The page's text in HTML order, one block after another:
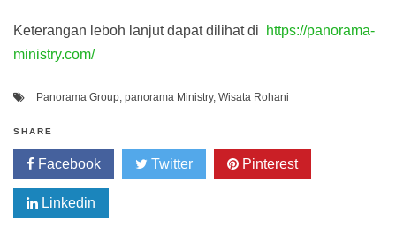
Keterangan leboh lanjut dapat dilihat di
https://panorama-
ministry.com/
Panorama Group, panorama Ministry, Wisata Rohani
SHARE
Facebook Twitter Pinterest
Linkedin